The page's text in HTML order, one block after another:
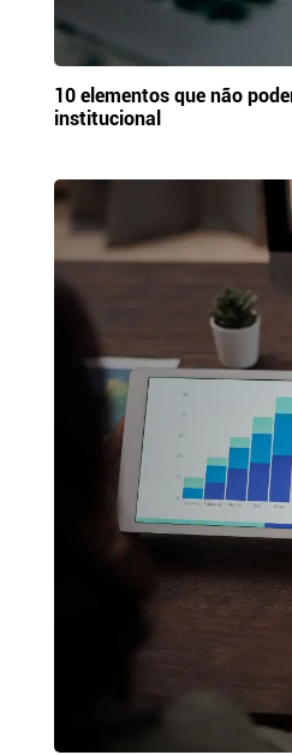
10 elementos que não
institucional